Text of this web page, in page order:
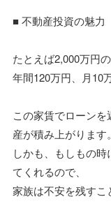
■ 不動産投資の魅力
たとえば2,000万円
年間120万円、月10
この家賃でローン
産が積み上がります。
しかも、もしもの
てくれるので、
家族は不安を残すこ